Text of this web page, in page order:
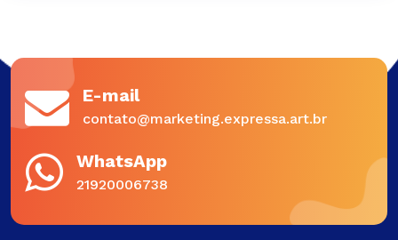
E-mail
contato@marketing.expressa.art.br
WhatsApp
21920006738